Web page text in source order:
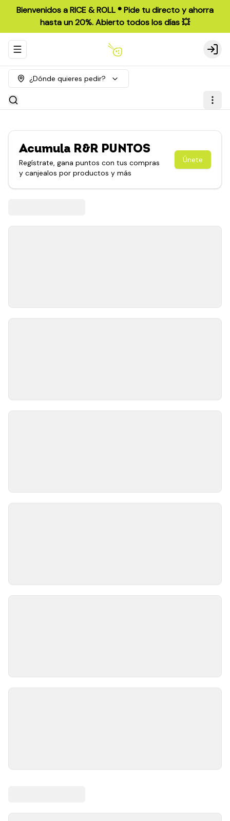
Bienvenidos a RICE & ROLL ®️ Pide tu directo y ahorra
hasta un 20%. Abierto todos los días 💥
Abrir menu de navegación Login
¿Dónde quieres pedir?
Acumula R&R PUNTOS
Regístrate, gana puntos con tus compras
y canjealos por productos y más
Únete